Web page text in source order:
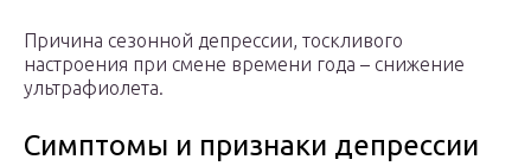
Причина сезонной депрессии, тоскливого
настроения при смене времени года – снижение
ультрафиолета.
Симптомы и признаки депрессии